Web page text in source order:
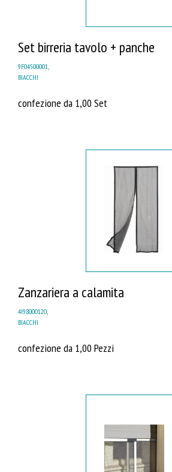
Set birreria tavolo + panche
9F04500001
BIACCHI
confezione da 1,00 Set
Zanzariera a calamita
4I98000120,
BIACCHI
confezione da 1,00 Pezzi